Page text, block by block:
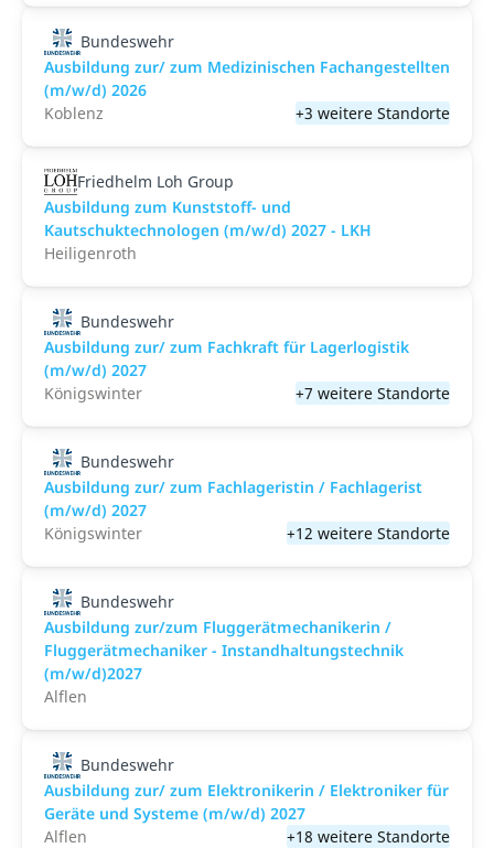
Bundeswehr
Ausbildung zur/ zum Medizinischen Fachangestellten
(m/w/d) 2026
Koblenz
+3 weitere Standorte
Friedhelm Loh Group
Ausbildung zum Kunststoff- und
Kautschuktechnologen (m/w/d) 2027 - LKH
Heiligenroth
Bundeswehr
Ausbildung zur/ zum Fachkraft für Lagerlogistik
(m/w/d) 2027
Königswinter
+7 weitere Standorte
Bundeswehr
Ausbildung zur/ zum Fachlageristin / Fachlagerist
(m/w/d) 2027
Königswinter
+12 weitere Standorte
Bundeswehr
Ausbildung zur/zum Fluggerätmechanikerin /
Fluggerätmechaniker - Instandhaltungstechnik
(m/w/d)2027
Alflen
Bundeswehr
Ausbildung zur/ zum Elektronikerin / Elektroniker für
Geräte und Systeme (m/w/d) 2027
Alflen
+18 weitere Standorte